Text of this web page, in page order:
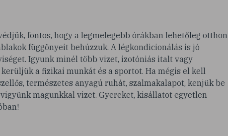
fontos, hogy a legmelegebb órákban lehetőleg otthon
függönyeit behúzzuk. A légkondicionálás is jó
Igyunk minél több vizet, izotóniás italt vagy
a fizikai munkát és a sportot. Ha mégis el kell
természetes anyagú ruhát, szalmakalapot, kenjük be
magunkkal vizet. Gyereket, kisállatot egyetlen